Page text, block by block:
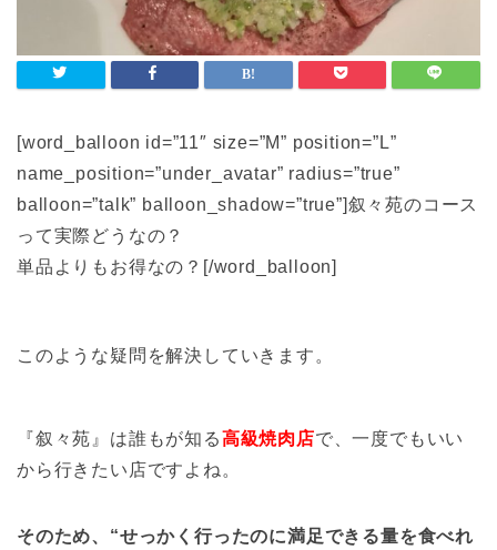
[word_balloon id=”11″ size=”M” position=”L”
name_position=”under_avatar” radius=”true”
balloon=”talk” balloon_shadow=”true”]叙々苑のコース
って実際どうなの？
単品よりもお得なの？[/word_balloon]
このような疑問を解決していきます。
『叙々苑』は誰もが知る高級焼肉店で、一度でもいい
から行きたい店ですよね。
そのため、“せっかく行ったのに満足できる量を食べれ